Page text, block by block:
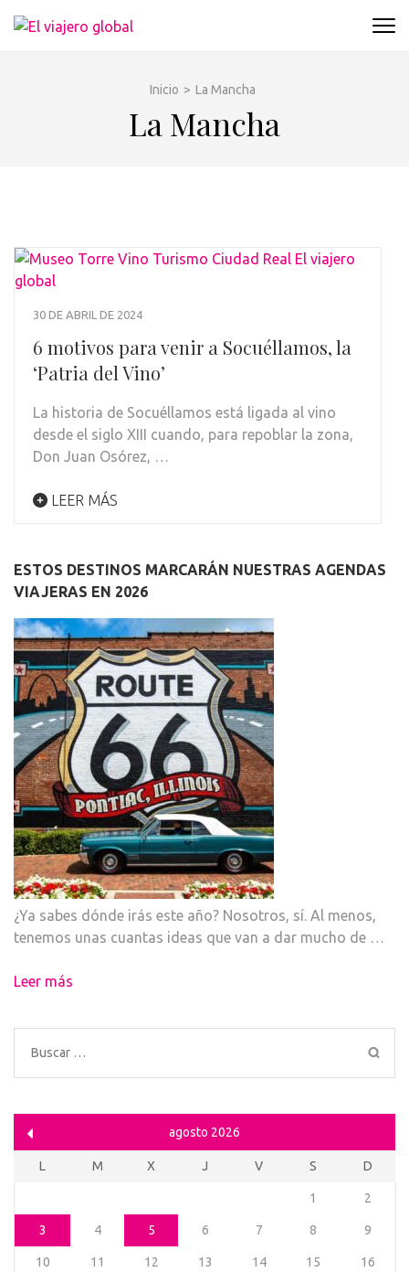
Un espacio donde descubrir la cara B de los
desde su música hasta su arquitectura o sus
Inicio > La Mancha
La Mancha
30 DE ABRIL DE 2024
6 motivos para venir a Socuéllamos, la
‘Patria del Vino’
La historia de Socuéllamos está ligada al vino
desde el siglo XIII cuando, para repoblar la zona,
Don Juan Osórez, …
LEER MÁS
ESTOS DESTINOS MARCARÁN NUESTRAS AGENDAS
VIAJERAS EN 2026
¿Ya sabes dónde irás este año? Nosotros, sí. Al menos,
tenemos unas cuantas ideas que van a dar mucho de …
Leer más
Buscar:
agosto 2026
L M X J V S D
1 2
3 4 5 6 7 8 9
10 11 12 13 14 15 16